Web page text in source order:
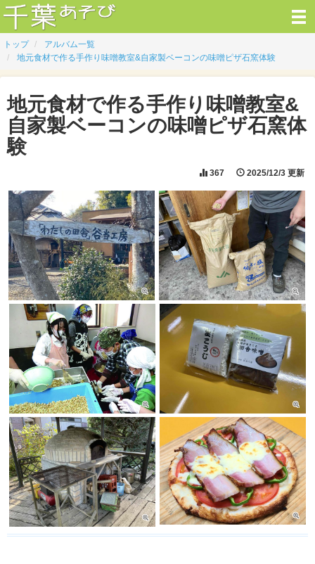
トップ
アルバム一覧
地元食材で作る手作り味噌教室&自家製ベーコンの味噌ピザ石窯体験
地元食材で作る手作り味噌教室&
自家製ベーコンの味噌ピザ石窯体
験
367 2025/12/3 更新